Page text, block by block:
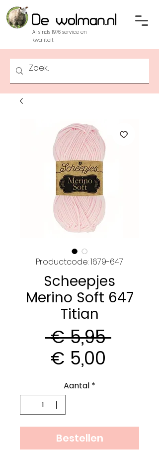
Al sinds 1976 service en
kwaliteit
Productcode: 1679-647
Scheepjes
Merino Soft 647
Titian
€ 5,95
€ 5,00
Aantal *
Bestellen